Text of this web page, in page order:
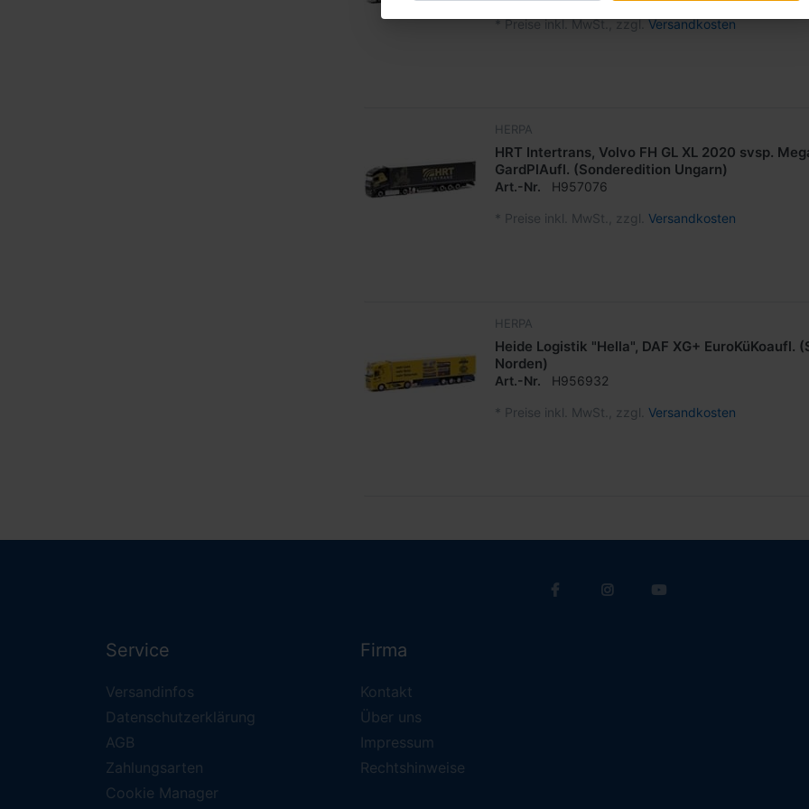
* Preise inkl. MwSt., zzgl.Versandkosten
HERPA
HRT Intertrans, Volvo FH GL XL 2020 svsp.
GardPlAufl. (Sonderedition Ungarn)
Art.-Nr. H957076
* Preise inkl. MwSt., zzgl. Versandkosten
HERPA
Heide Logistik "Hella", DAF XG+ EuroKüKoaufl.
Norden)
Art.-Nr. H956932
* Preise inkl. MwSt., zzgl. Versandkosten
Service
Versandinfos
Datenschutzerklärung
AGB
Zahlungsarten
Cookie Manager
Firma
Kontakt
Über uns
Impressum
Rechtshinweise